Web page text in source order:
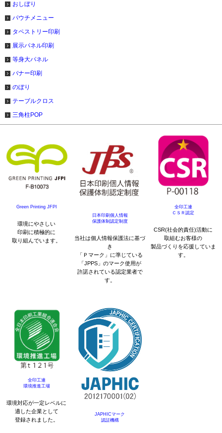
おしぼり
パウチメニュー
タペストリー印刷
展示パネル印刷
等身大パネル
バナー印刷
のぼり
テーブルクロス
三角柱POP
Green Printing JFPI
環境にやさしい
印刷に積極的に
取り組んでいます。
日本印刷個人情報
保護体制認定制度
当社は個人情報保護法に基づ
き
「Ｐマーク」に準じている
「JPPS」のマーク使用が
許諾されている認定業者で
す。
全印工連
ＣＳＲ認定
CSR(社会的責任)活動に
取組むお客様の
製品づくりを応援していま
す。
全印工連
環境推進工場
環境対応が一定レベルに
適した企業として
登録されました。
JAPHICマーク
認証機構